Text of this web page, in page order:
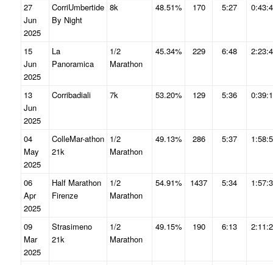
27
Jun
2025
CorriUmbertide
By Night
8k 48.51% 170 5:27
15
Jun
2025
La
Panoramica
1/2
Marathon
45.34% 229 6:48
13
Jun
2025
Corribadiali 7k 53.20% 129 5:36
04
May
2025
ColleMar-athon
21k
1/2
Marathon
49.13% 286 5:37
06
Apr
2025
Half Marathon
Firenze
1/2
Marathon
54.91% 1437 5:34
09
Mar
2025
Strasimeno
21k
1/2
Marathon
49.15% 190 6:13